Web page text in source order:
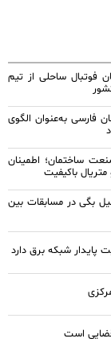
فوتبال ساحلی از تیم
فارسی به‌عنوان الگوی
ساختمان؛ اطمینان
باکیفیت
بگی در مسابقات بین
شبکه برق دارد
قضایی است